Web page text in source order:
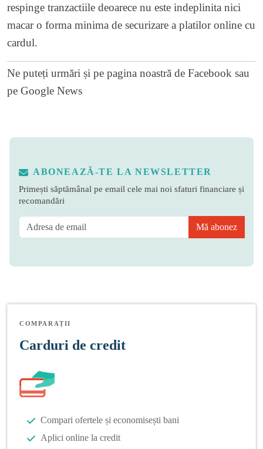
respinge tranzactiile deoarece nu este indeplinita nici
macar o forma minima de securizare a platilor online cu
cardul.
Ne puteți urmări și pe pagina noastră de Facebook sau
pe Google News
ABONEAZĂ-TE LA NEWSLETTER
Primești săptămânal pe email cele mai noi sfaturi financiare și
recomandări
Mă abonez
COMPARAȚII
Carduri de credit
Compari ofertele și economisești bani
Aplici online la credit